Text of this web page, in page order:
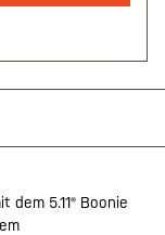
5.11® Boonie